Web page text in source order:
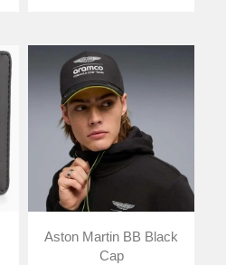
Aston Martin BB Black
Cap